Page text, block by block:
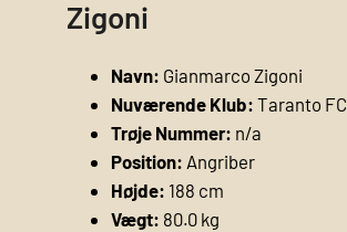
Zigoni
Navn: Gianmarco Zigoni
Nuværende Klub: Taranto FC
Trøje Nummer: n/a
Position: Angriber
Højde: 188 cm
Vægt: 80.0 kg